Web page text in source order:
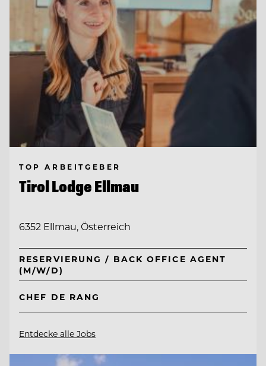
TOP ARBEITGEBER
Tirol Lodge Ellmau
6352 Ellmau, Österreich
RESERVIERUNG / BACK OFFICE AGENT
(M/W/D)
CHEF DE RANG
Entdecke alle Jobs